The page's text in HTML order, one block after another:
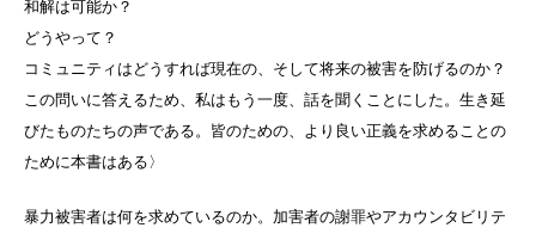
和解は可能か？
どうやって？
コミュニティはどうすれば現在の、そして将来の被害を防げるのか？
この問いに答えるため、私はもう一度、話を聞くことにした。生き延
びたものたちの声である。皆のための、より良い正義を求めることの
ために本書はある〉
暴力被害者は何を求めているのか。加害者の謝罪やアカウンタビリテ